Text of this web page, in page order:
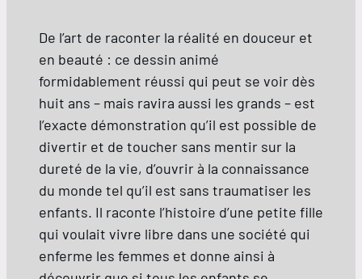
De l’art de raconter la réalité en douceur et
en beauté : ce dessin animé
formidablement réussi qui peut se voir dès
huit ans – mais ravira aussi les grands – est
l’exacte démonstration qu’il est possible de
divertir et de toucher sans mentir sur la
dureté de la vie, d’ouvrir à la connaissance
du monde tel qu’il est sans traumatiser les
enfants. Il raconte l’histoire d’une petite fille
qui voulait vivre libre dans une société qui
enferme les femmes et donne ainsi à